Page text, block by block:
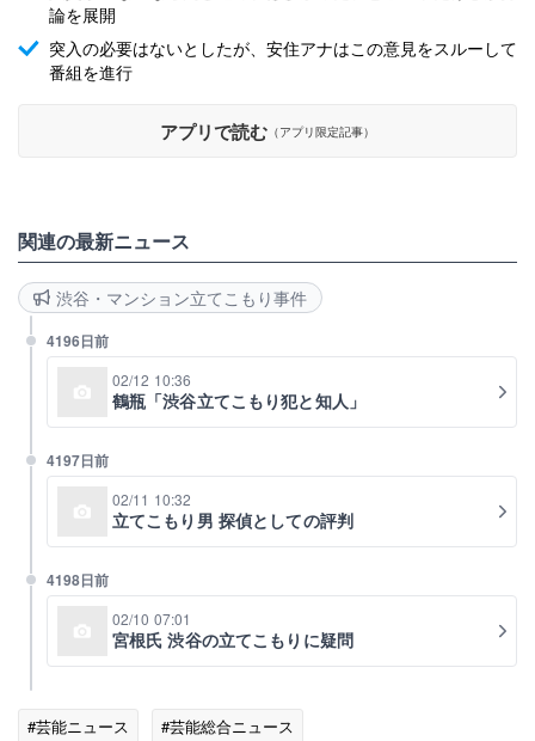
論を展開
突入の必要はないとしたが、安住アナはこの意見をスルーして
番組を進行
アプリで読む （アプリ限定記事）
関連の最新ニュース
渋谷・マンション立てこもり事件
4196日前
02/12 10:36
鶴瓶「渋谷立てこもり犯と知人」
4197日前
02/11 10:32
立てこもり男 探偵としての評判
4198日前
02/10 07:01
宮根氏 渋谷の立てこもりに疑問
#芸能ニュース
#芸能総合ニュース